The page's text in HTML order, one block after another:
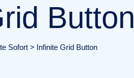
Button
Sofort > Infinite Grid Button